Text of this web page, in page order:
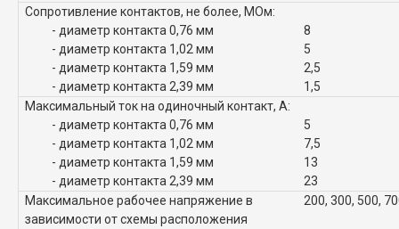
Сопротивление контактов, не более, МОм:
- диаметр контакта 0,76 мм
- диаметр контакта 1,02 мм
- диаметр контакта 1,59 мм
- диаметр контакта 2,39 мм
8
5
2,5
1,5
Максимальный ток на одиночный контакт, А:
- диаметр контакта 0,76 мм
- диаметр контакта 1,02 мм
- диаметр контакта 1,59 мм
- диаметр контакта 2,39 мм
5
7,5
13
23
Максимальное рабочее напряжение в
зависимости от схемы расположения
200, 300, 500,